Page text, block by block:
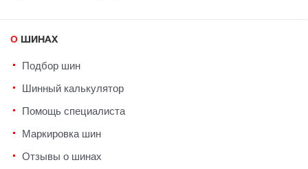
О ШИНАХ
Подбор шин
Шинный калькулятор
Помощь специалиста
Маркировка шин
Отзывы о шинах